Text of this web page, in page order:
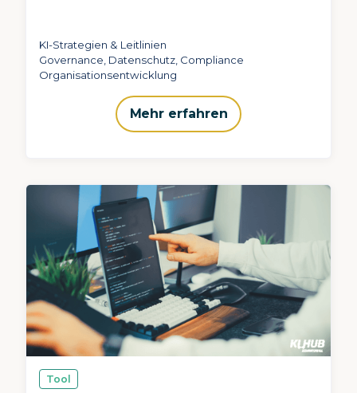
KI-Strategien & Leitlinien
Governance, Datenschutz, Compliance
Organisationsentwicklung
Mehr erfahren
Tool